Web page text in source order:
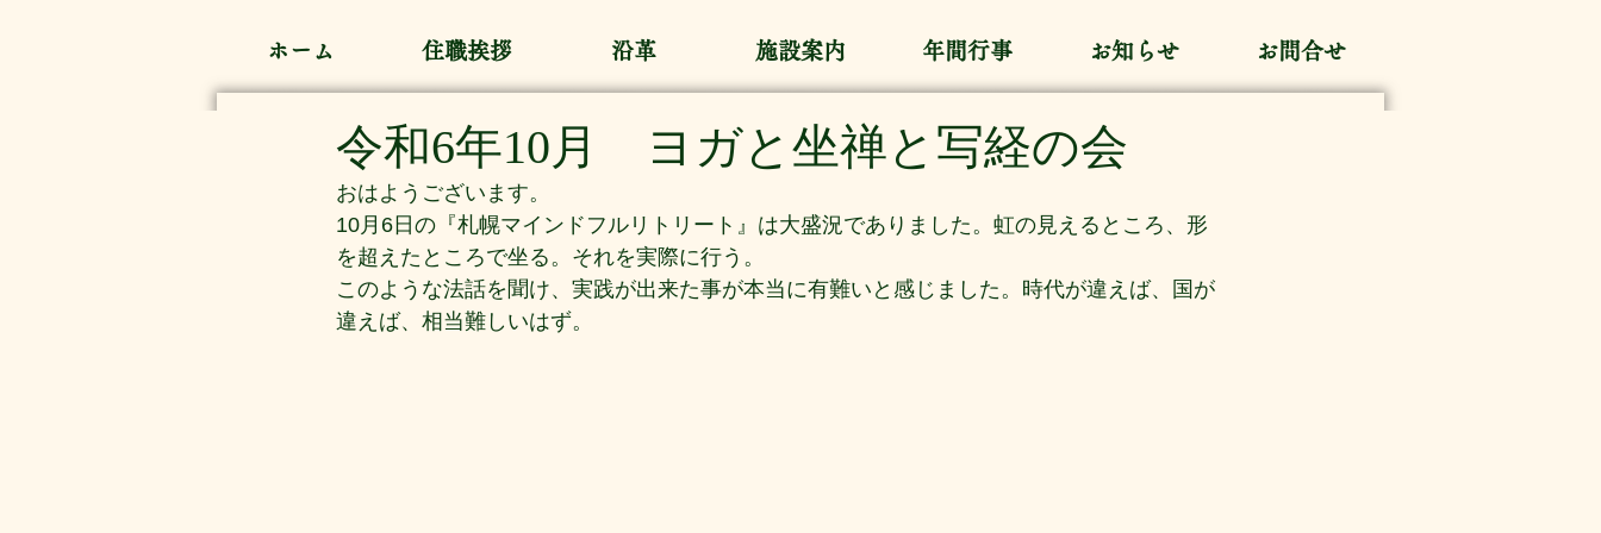
ホーム 住職挨拶 沿革 施設案内 年間行事 お知らせ お問合せ
令和6年10月 ヨガと坐禅と写経の会
おはようございます。
10月6日の『札幌マインドフルリトリート』は大盛況でありました。虹の見えるところ、形
を超えたところで坐る。それを実際に行う。
このような法話を聞け、実践が出来た事が本当に有難いと感じました。時代が違えば、国が
違えば、相当難しいはず。